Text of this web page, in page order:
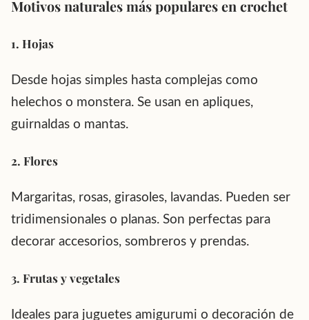
Motivos naturales más populares en crochet
1. Hojas
Desde hojas simples hasta complejas como
helechos o monstera. Se usan en apliques,
guirnaldas o mantas.
2. Flores
Margaritas, rosas, girasoles, lavandas. Pueden ser
tridimensionales o planas. Son perfectas para
decorar accesorios, sombreros y prendas.
3. Frutas y vegetales
Ideales para juguetes amigurumi o decoración de